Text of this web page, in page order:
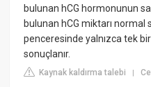
bulunan hCG hormonunun
bulunan hCG miktarı normal
penceresinde yalnızca tek
sonuçlanır.
Kaynak kaldırma talebi |